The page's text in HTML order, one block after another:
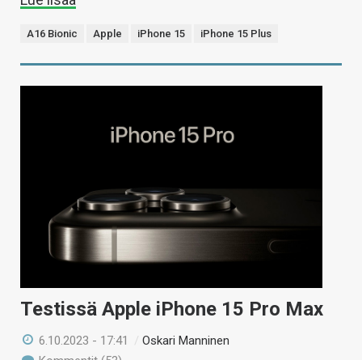
A16 Bionic Apple iPhone 15 iPhone 15 Plus
Testissä Apple iPhone 15 Pro Max
6.10.2023 - 17:41 /Oskari Manninen